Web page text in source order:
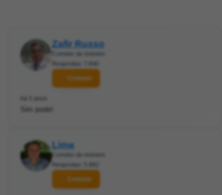
Zafir Russo
Corretor de imóveis
Respostas: 7.840
Contatar
há 5 anos
Sim pode!
Lima
Corretor de imóveis
Respostas: 5.882
Contatar